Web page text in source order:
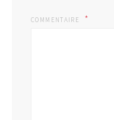
COMMENTAIRE